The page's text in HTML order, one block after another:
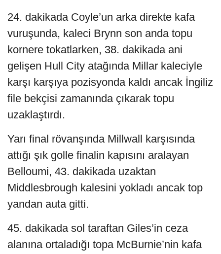
24. dakikada Coyle’un arka direkte kafa
vuruşunda, kaleci Brynn son anda topu
kornere tokatlarken, 38. dakikada ani
gelişen Hull City atağında Millar kaleciyle
karşı karşıya pozisyonda kaldı ancak İngiliz
file bekçisi zamanında çıkarak topu
uzaklaştırdı.
Yarı final rövanşında Millwall karşısında
attığı şık golle finalin kapısını aralayan
Belloumi, 43. dakikada uzaktan
Middlesbrough kalesini yokladı ancak top
yandan auta gitti.
45. dakikada sol taraftan Giles’in ceza
alanına ortaladığı topa McBurnie’nin kafa